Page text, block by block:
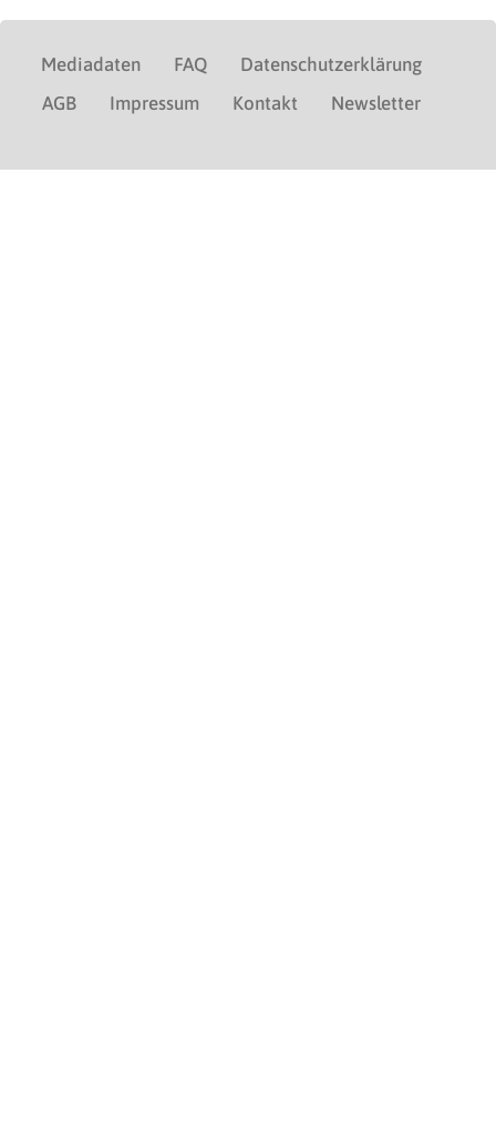
Mediadaten FAQ
Datenschutzerklärung
AGB
Impressum Kontakt Newsletter